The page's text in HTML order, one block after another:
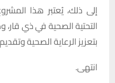
إلى ذلك، يُعتبر هذا
التحتية الصحية في ذي
بتعزيز الرعاية الصحية
انتهى.